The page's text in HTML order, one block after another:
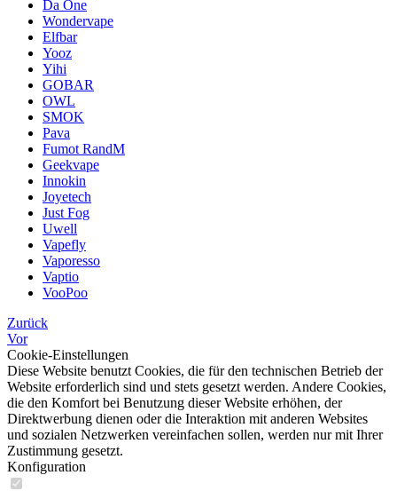
Da One
Wondervape
Elfbar
Yooz
Yihi
GOBAR
OWL
SMOK
Pava
Fumot RandM
Geekvape
Innokin
Joyetech
Just Fog
Uwell
Vapefly
Vaporesso
Vaptio
VooPoo
Zurück
Vor
Cookie-Einstellungen
Diese Website benutzt Cookies, die für den technischen Betrieb der
Website erforderlich sind und stets gesetzt werden. Andere Cookies,
die den Komfort bei Benutzung dieser Website erhöhen, der
Direktwerbung dienen oder die Interaktion mit anderen Websites
und sozialen Netzwerken vereinfachen sollen, werden nur mit Ihrer
Zustimmung gesetzt.
Konfiguration